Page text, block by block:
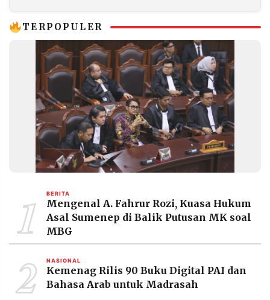
TERPOPULER
1 BERITA
Mengenal A. Fahrur Rozi, Kuasa Hukum
Asal Sumenep di Balik Putusan MK soal
MBG
2 NASIONAL
Kemenag Rilis 90 Buku Digital PAI dan
Bahasa Arab untuk Madrasah